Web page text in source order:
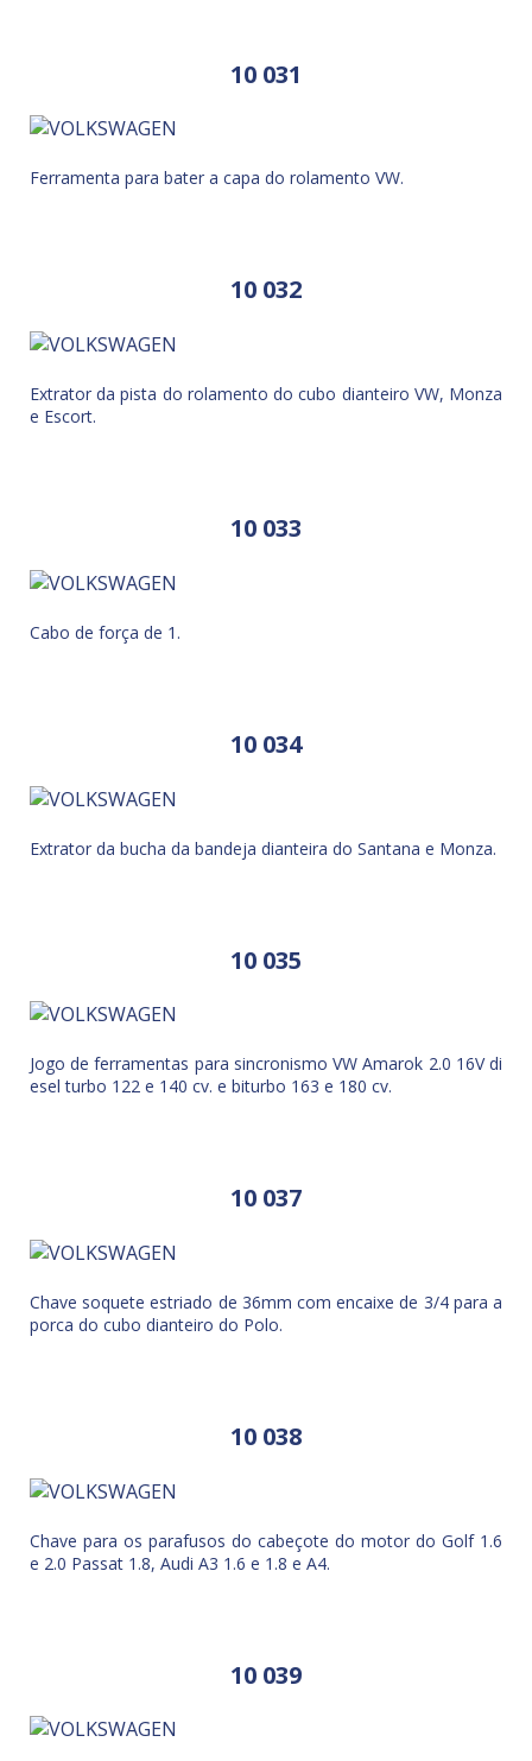
10 031
Ferramenta para bater a capa do rolamento VW.
10 032
Extrator da pista do rolamento do cubo dianteiro VW, Monza
e Escort.
10 033
Cabo de força de 1.
10 034
Extrator da bucha da bandeja dianteira do Santana e Monza.
10 035
Jogo de ferramentas para sincronismo VW Amarok 2.0 16V di
esel turbo 122 e 140 cv. e biturbo 163 e 180 cv.
10 037
Chave soquete estriado de 36mm com encaixe de 3/4 para a
porca do cubo dianteiro do Polo.
10 038
Chave para os parafusos do cabeçote do motor do Golf 1.6
e 2.0 Passat 1.8, Audi A3 1.6 e 1.8 e A4.
10 039